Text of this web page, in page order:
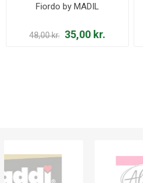
Fiordo by MADIL
48,00 kr. 35,00 kr.